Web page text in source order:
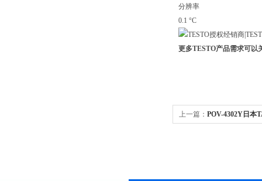
分辨率
0.1 °C
更多TESTO产品需求可以
上一篇： POV-4302Y日本